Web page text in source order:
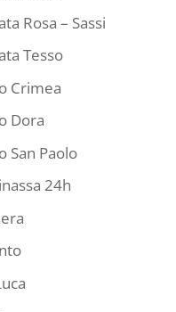
Rosa – Sassi
Tesso
Crimea
Dora
San Paolo
24h